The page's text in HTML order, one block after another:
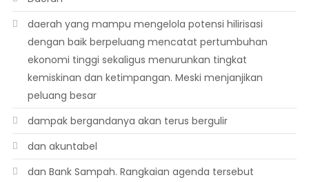
daerah yang mampu mengelola potensi hilirisasi
dengan baik berpeluang mencatat pertumbuhan
ekonomi tinggi sekaligus menurunkan tingkat
kemiskinan dan ketimpangan. Meski menjanjikan
peluang besar
dampak bergandanya akan terus bergulir
dan akuntabel
dan Bank Sampah. Rangkaian agenda tersebut